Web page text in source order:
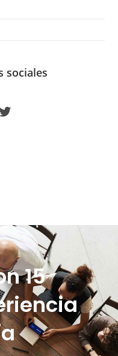
sociales
15